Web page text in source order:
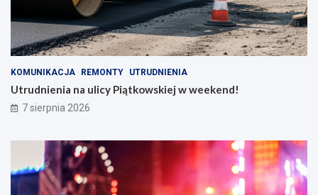
KOMUNIKACJA REMONTY UTRUDNIENIA
Utrudnienia na ulicy Piątkowskiej w weekend!
7 sierpnia 2026